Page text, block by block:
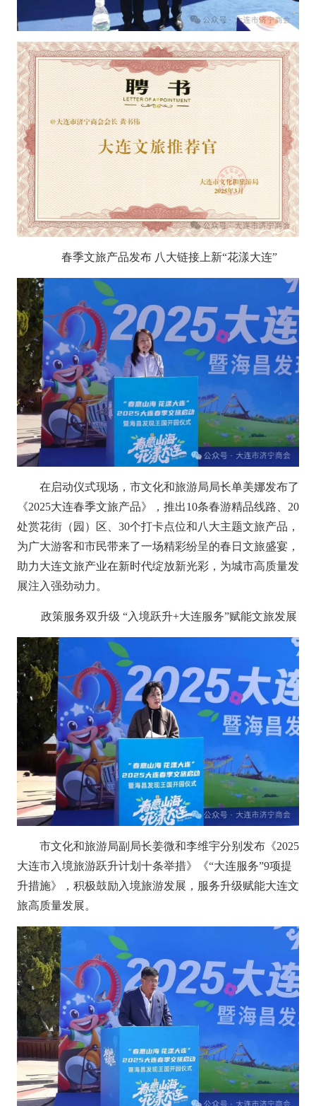
春季文旅产品发布 八大链接上新“花漾大连”
在启动仪式现场，市文化和旅游局局长单美娜发布了
《2025大连春季文旅产品》，推出10条春游精品线路、20
处赏花街（园）区、30个打卡点位和八大主题文旅产品，
为广大游客和市民带来了一场精彩纷呈的春日文旅盛宴，
助力大连文旅产业在新时代绽放新光彩，为城市高质量发
展注入强劲动力。
政策服务双升级 “入境跃升+大连服务”赋能文旅发展
市文化和旅游局副局长姜微和李维宇分别发布《2025
大连市入境旅游跃升计划十条举措》《“大连服务”9项提
升措施》，积极鼓励入境旅游发展，服务升级赋能大连文
旅高质量发展。